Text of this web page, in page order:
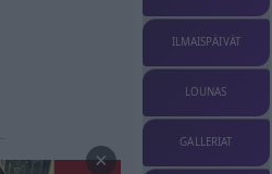
×
ILMAISPÄIVÄT
LOUNAS
GALLERIAT